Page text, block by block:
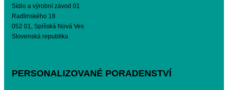
Sídlo a výrobní závod 01
Radlinského 18
052 01, Spišská Nová Ves
Slovenská republika
PERSONALIZOVANÉ PORADENSTVÍ